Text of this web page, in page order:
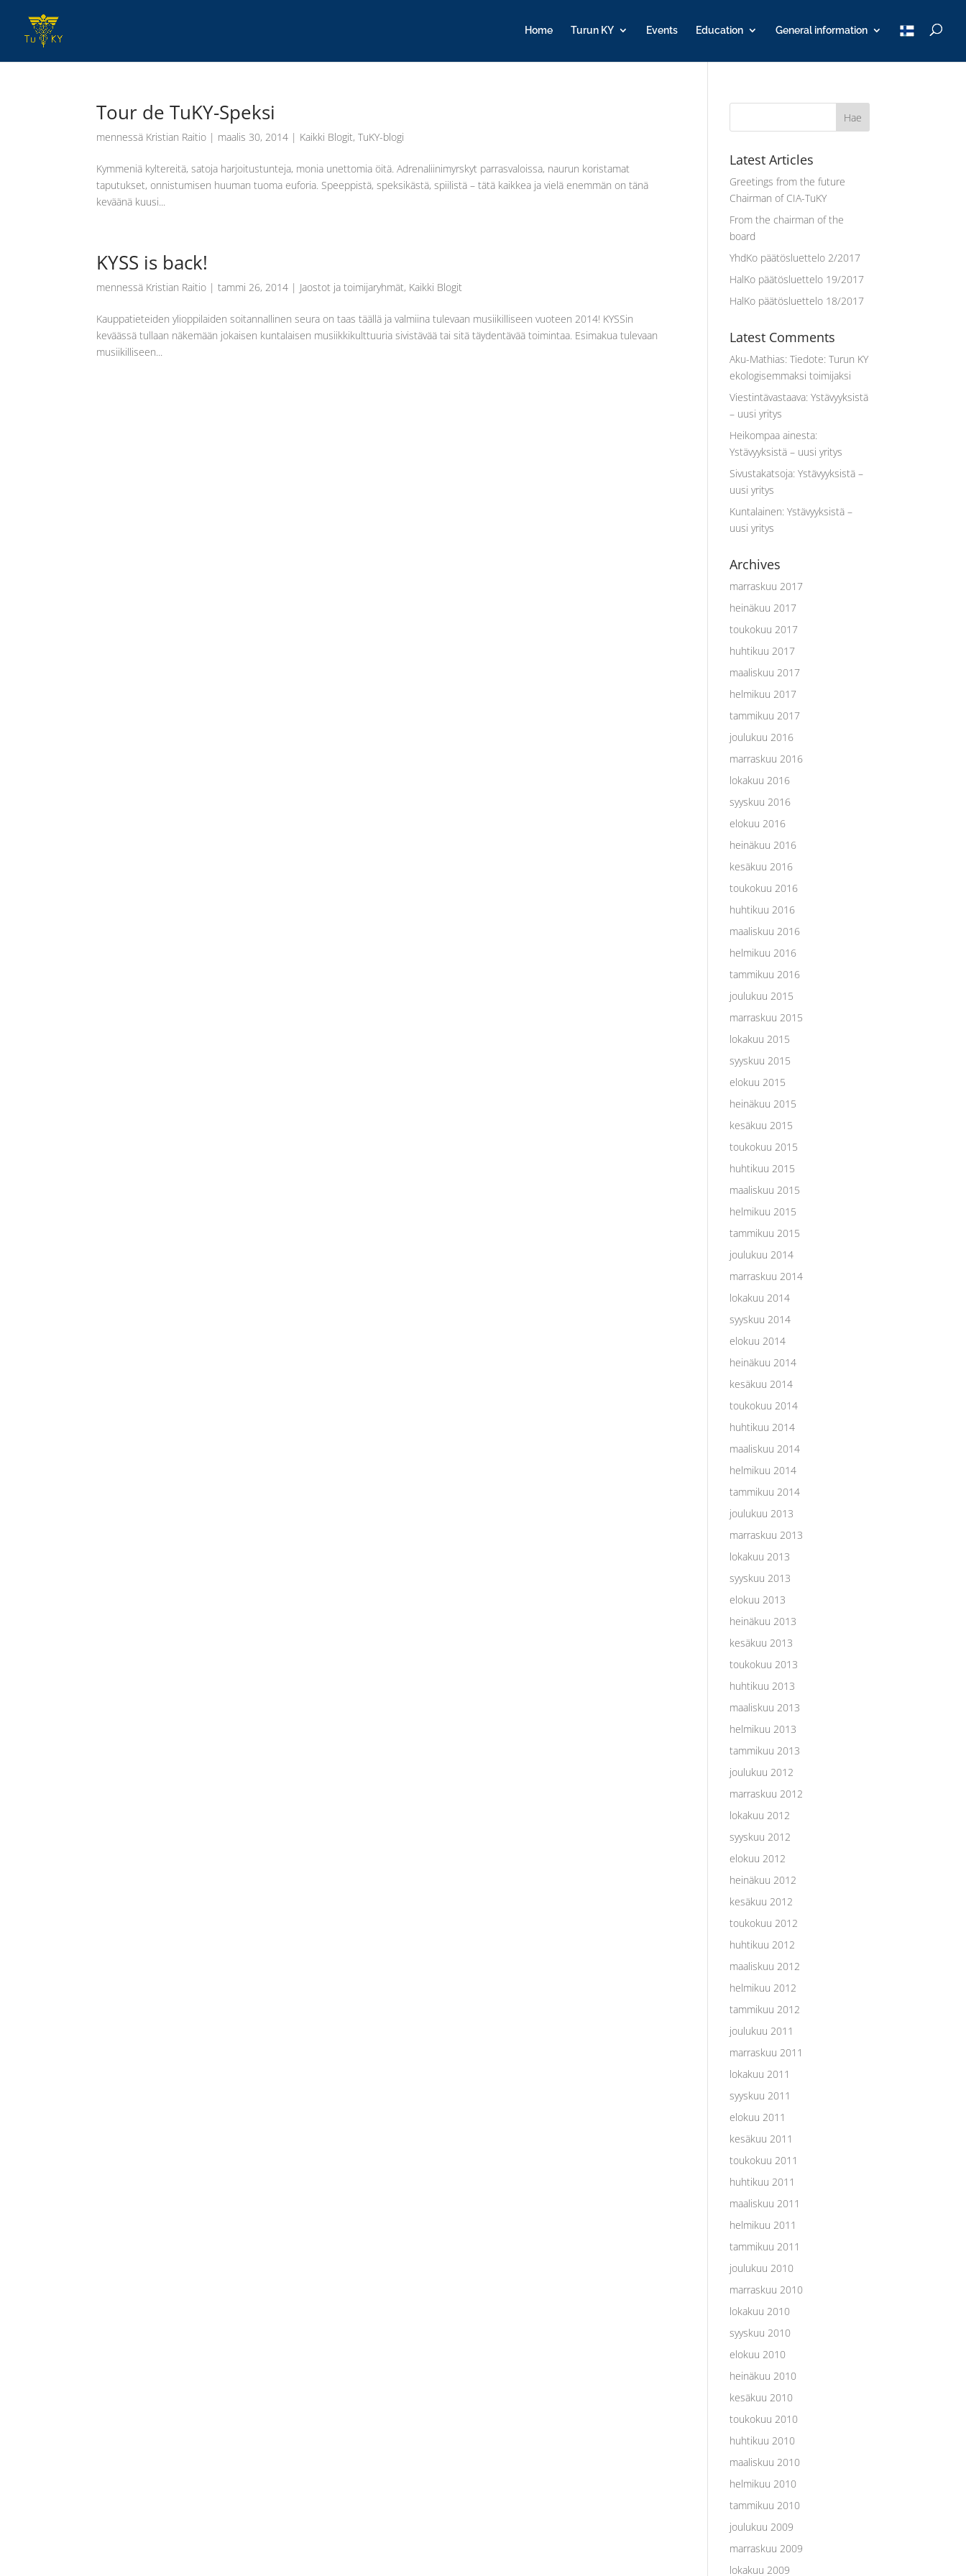
Home Turun KY Events Education General information
T
u
Tour de TuKY-Speksi
mennessä Kristian Raitio | maalis 30, 2014 | Kaikki Blogit,TuKY-blogi
Kymmeniä kyltereitä, satoja harjoitustunteja, monia unettomia öitä. Adrenaliinimyrskyt parrasvaloissa, naurun koristamat
taputukset, onnistumisen huuman tuoma euforia. Speeppistä, speksikästä, spiilistä – tätä kaikkea ja vielä enemmän on tänä
keväänä kuusi...
KYSS is back!
mennessä Kristian Raitio |tammi 26, 2014 | Jaostot ja toimijaryhmät, Kaikki Blogit
Kauppatieteiden ylioppilaiden soitannallinen seura on taas täällä ja valmiina tulevaan musiikilliseen vuoteen 2014! KYSSin
keväässä tullaan näkemään jokaisen kuntalaisen musiikkikulttuuria sivistävää tai sitä täydentävää toimintaa. Esimakua tulevaan
musiikilliseen...
Latest Articles
Greetings from the future
Chairman of CIA-TuKY
From the chairman of the
board
YhdKo päätösluettelo 2/2017
HalKo päätösluettelo 19/2017
HalKo päätösluettelo 18/2017
Latest Comments
Aku-Mathias:Tiedote: Turun KY
ekologisemmaksi toimijaksi
Viestintävastaava:Ystävyyksistä
– uusi yritys
Heikompaa ainesta:
Ystävyyksistä – uusi yritys
Sivustakatsoja:Ystävyyksistä –
uusi yritys
Kuntalainen:Ystävyyksistä –
uusi yritys
Archives
marraskuu 2017
heinäkuu 2017
toukokuu 2017
huhtikuu 2017
maaliskuu 2017
helmikuu 2017
tammikuu 2017
joulukuu 2016
marraskuu 2016
lokakuu 2016
syyskuu 2016
elokuu 2016
heinäkuu 2016
kesäkuu 2016
toukokuu 2016
huhtikuu 2016
maaliskuu 2016
helmikuu 2016
tammikuu 2016
joulukuu 2015
marraskuu 2015
lokakuu 2015
syyskuu 2015
elokuu 2015
heinäkuu 2015
kesäkuu 2015
toukokuu 2015
huhtikuu 2015
maaliskuu 2015
helmikuu 2015
tammikuu 2015
joulukuu 2014
marraskuu 2014
lokakuu 2014
syyskuu 2014
elokuu 2014
heinäkuu 2014
kesäkuu 2014
toukokuu 2014
huhtikuu 2014
maaliskuu 2014
helmikuu 2014
tammikuu 2014
joulukuu 2013
marraskuu 2013
lokakuu 2013
syyskuu 2013
elokuu 2013
heinäkuu 2013
kesäkuu 2013
toukokuu 2013
huhtikuu 2013
maaliskuu 2013
helmikuu 2013
tammikuu 2013
joulukuu 2012
marraskuu 2012
lokakuu 2012
syyskuu 2012
elokuu 2012
heinäkuu 2012
kesäkuu 2012
toukokuu 2012
huhtikuu 2012
maaliskuu 2012
helmikuu 2012
tammikuu 2012
joulukuu 2011
marraskuu 2011
lokakuu 2011
syyskuu 2011
elokuu 2011
kesäkuu 2011
toukokuu 2011
huhtikuu 2011
maaliskuu 2011
helmikuu 2011
tammikuu 2011
joulukuu 2010
marraskuu 2010
lokakuu 2010
syyskuu 2010
elokuu 2010
heinäkuu 2010
kesäkuu 2010
toukokuu 2010
huhtikuu 2010
maaliskuu 2010
helmikuu 2010
tammikuu 2010
joulukuu 2009
marraskuu 2009
lokakuu 2009